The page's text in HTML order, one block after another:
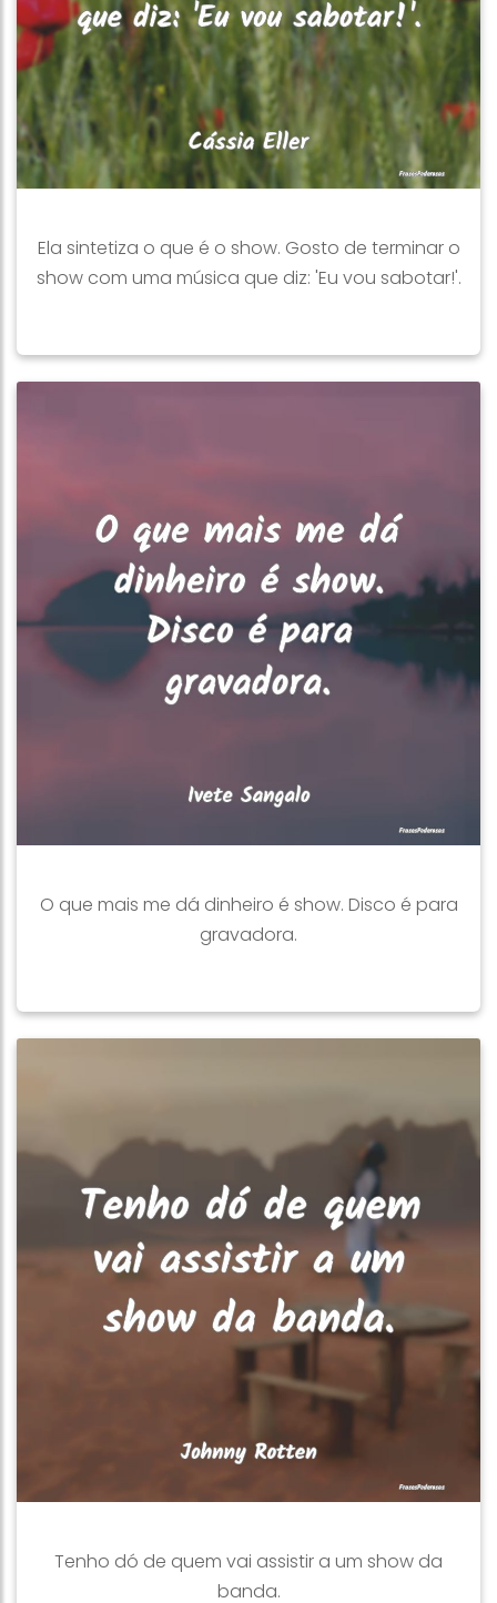
Ela sintetiza o que é o show. Gosto de terminar o
show com uma música que diz: 'Eu vou sabotar!'.
O que mais me dá dinheiro é show. Disco é para
gravadora.
Tenho dó de quem vai assistir a um show da
banda.